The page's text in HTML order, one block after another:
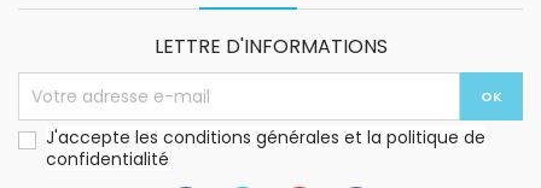
LETTRE D'INFORMATIONS
J'accepte les conditions générales et la politique de
confidentialité